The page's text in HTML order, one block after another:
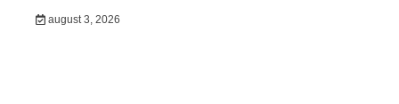
august 3, 2026